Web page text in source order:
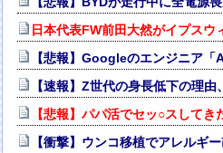
日本代表FW前田大然がイプス
【悲報】Googleのエンジニア「
【速報】Z世代の身長低下の理
【悲報】パパ活でセッ○スして
【衝撃】ウンコ移植でアレルギ